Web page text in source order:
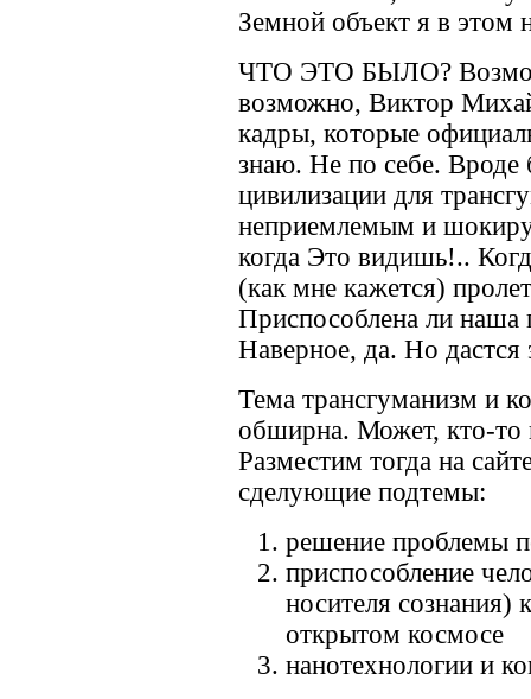
Земной объект я в этом
ЧТО ЭТО БЫЛО?
возможно, Виктор
кадры, которые
знаю. Не по себе. Вроде
цивилизации для
неприемлемым и
когда Это видишь!..
(как мне кажется)
Приспособлена ли наша
Наверное, да. Но дастся
Тема трансгуманизм и
обширна. Может, кто-то
Разместим тогда на
сделующие подтемы:
решение проблемы
приспособление
носителя сознания)
открытом космосе
нанотехнологии и